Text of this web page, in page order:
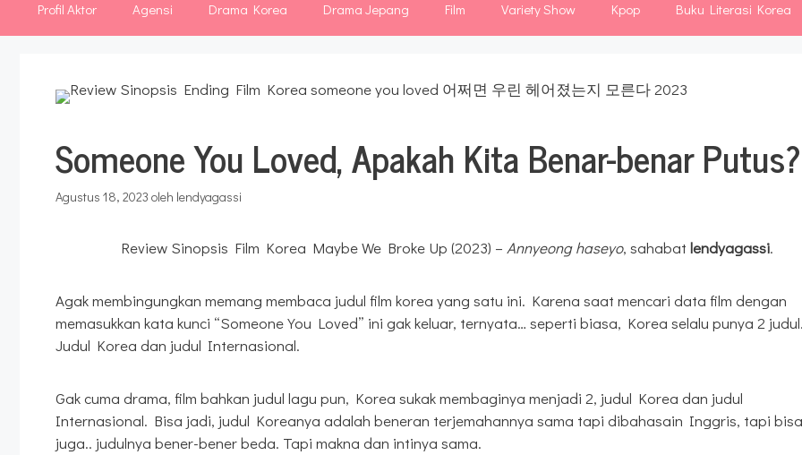
Profil Aktor Agensi Drama Korea Drama Jepang Film Variety Show Kpop Buku Literasi Korea
Someone You Loved, Apakah Kita Benar-benar Putus?
Agustus 18, 2023 oleh lendyagassi
Review Sinopsis Film Korea Maybe We Broke Up (2023) – Annyeong haseyo, sahabat lendyagassi.
Agak membingungkan memang membaca judul film korea yang satu ini. Karena saat mencari data film dengan
memasukkan kata kunci “Someone You Loved” ini gak keluar, ternyata… seperti biasa, Korea selalu punya 2
Judul Korea dan judul Internasional.
Gak cuma drama, film bahkan judul lagu pun, Korea sukak membaginya menjadi 2, judul Korea dan judul
Internasional. Bisa jadi, judul Koreanya adalah beneran terjemahannya sama tapi dibahasain Inggris, tapi bisa
juga.. judulnya bener-bener beda. Tapi makna dan intinya sama.